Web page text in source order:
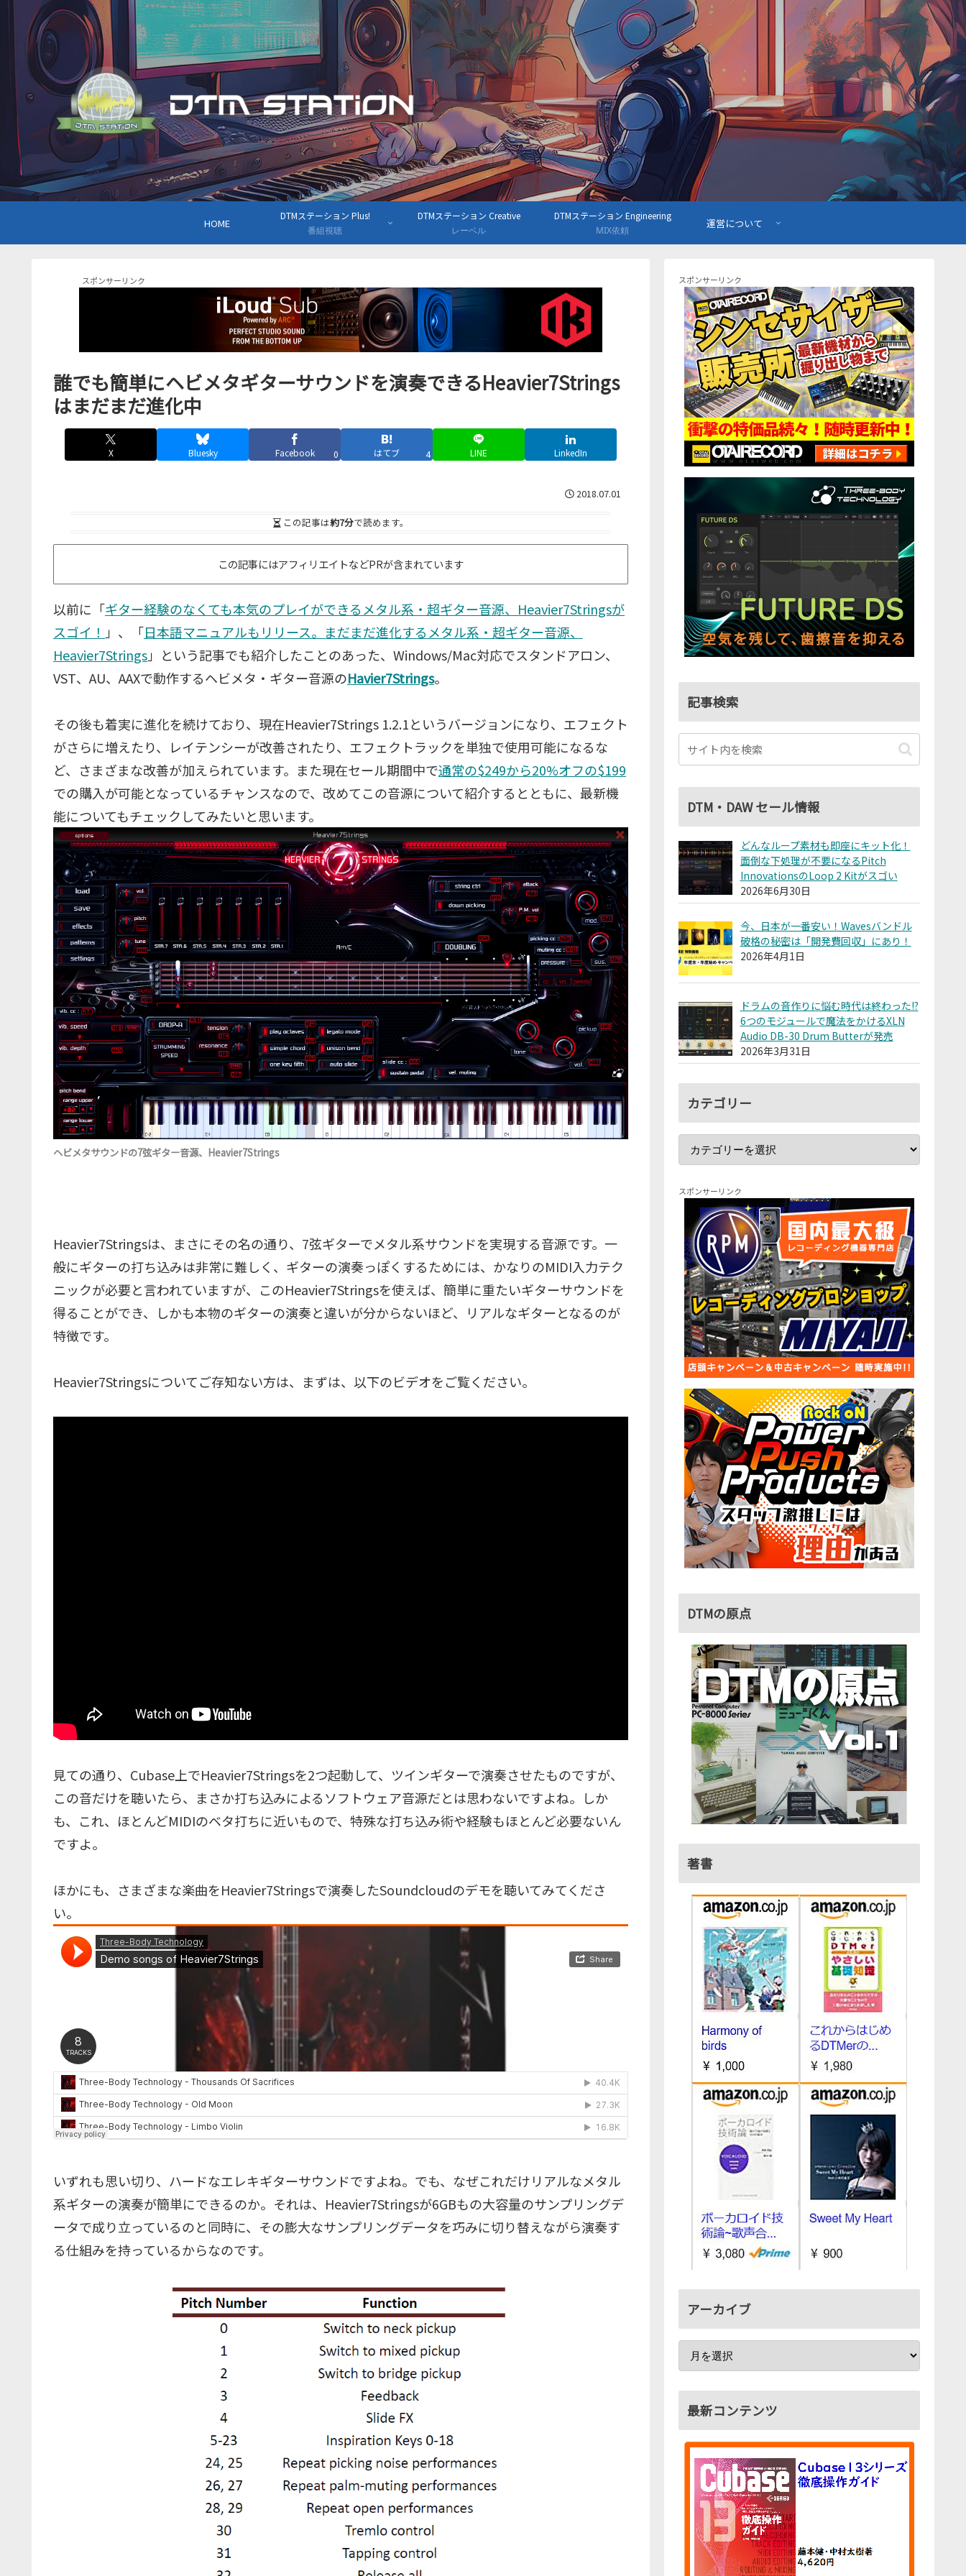
HOME
DTMステーション Plus!
番組視聴
DTMステーション Creative
レーベル
DTMステーション Engineering
MIX依頼
運営について
スポンサーリンク
誰でも簡単にヘビメタギターサウンドを演奏できるHeavier7Strings
はまだまだ進化中
X Bluesky Facebook 0 はてブ 4 LINE LinkedIn
2018.07.01
この記事は約7分で読めます。
この記事にはアフィリエイトなどPRが含まれています
以前に「ギター経験のなくても本気のプレイができるメタル系・超ギター音源、Heavier7Stringsが
スゴイ！ 」、「日本語マニュアルもリリース。まだまだ進化するメタル系・超ギター音源、
Heavier7Strings」という記事でも紹介したことのあった、Windows/Mac対応でスタンドアロン、
VST、AU、AAXで動作するヘビメタ・ギター音源のHavier7Strings。
その後も着実に進化を続けており、現在Heavier7Strings 1.2.1というバージョンになり、エフェクト
がさらに増えたり、レイテンシーが改善されたり、エフェクトラックを単独で使用可能になるな
ど、さまざまな改善が加えられています。また現在セール期間中で通常の$249から20%オフの$199
での購入が可能となっているチャンスなので、改めてこの音源について紹介するとともに、最新機
能についてもチェックしてみたいと思います。
ヘビメタサウンドの7弦ギター音源、Heavier7Strings
Heavier7Stringsは、まさにその名の通り、7弦ギターでメタル系サウンドを実現する音源です。一
般にギターの打ち込みは非常に難しく、ギターの演奏っぽくするためには、かなりのMIDI入力テク
ニックが必要と言われていますが、このHeavier7Stringsを使えば、簡単に重たいギターサウンドを
得ることができ、しかも本物のギターの演奏と違いが分からないほど、リアルなギターとなるのが
特徴です。
Heavier7Stringsについてご存知ない方は、まずは、以下のビデオをご覧ください。
見ての通り、Cubase上でHeavier7Stringsを2つ起動して、ツインギターで演奏させたものですが、
この音だけを聴いたら、まさか打ち込みによるソフトウェア音源だとは思わないですよね。しか
も、これ、ほとんどMIDIのベタ打ちに近いもので、特殊な打ち込み術や経験もほとんど必要ないん
ですよ。
ほかにも、さまざまな楽曲をHeavier7Stringsで演奏したSoundcloudのデモを聴いてみてくださ
い。
いずれも思い切り、ハードなエレキギターサウンドですよね。でも、なぜこれだけリアルなメタル
系ギターの演奏が簡単にできるのか。それは、Heavier7Stringsが6GBもの大容量のサンプリングデ
ータで成り立っているのと同時に、その膨大なサンプリングデータを巧みに切り替えながら演奏す
る仕組みを持っているからなのです。
スポンサーリンク
記事検索
DTM・DAW セール情報
どんなループ素材も即座にキット化！
面倒な下処理が不要になるPitch
InnovationsのLoop 2 Kitがスゴい
2026年6月30日
今、日本が一番安い！Wavesバンドル
破格の秘密は「開発費回収」にあり！
2026年4月1日
ドラムの音作りに悩む時代は終わった!?
6つのモジュールで魔法をかけるXLN
Audio DB-30 Drum Butterが発売
2026年3月31日
カテゴリー
スポンサーリンク
DTMの原点
著書
アーカイブ
最新コンテンツ